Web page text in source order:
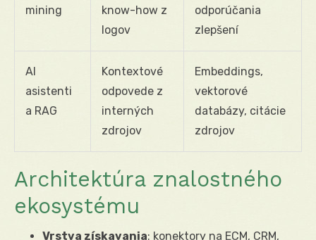
mining
know-how z
logov
odporúčania
zlepšení
AI
asistenti
a RAG
Kontextové
odpovede z
interných
zdrojov
Embeddings,
vektorové
databázy, citácie
zdrojov
Architektúra znalostného
ekosystému
Vrstva získavania: konektory na ECM, CRM,